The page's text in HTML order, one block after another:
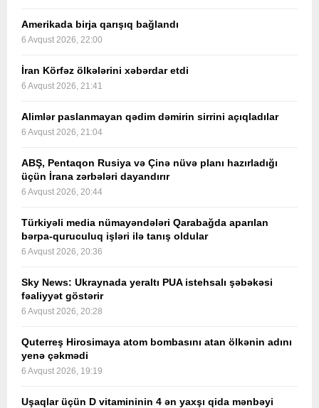
Amerikada birja qarışıq bağlandı
6 Avqust 2026, 22:00
İran Körfəz ölkələrini xəbərdar etdi
6 Avqust 2026, 21:41
Alimlər paslanmayan qədim dəmirin sirrini açıqladılar
6 Avqust 2026, 21:04
ABŞ, Pentaqon Rusiya və Çinə nüvə planı hazırladığı
üçün İrana zərbələri dayandırır
6 Avqust 2026, 20:44
Türkiyəli media nümayəndələri Qarabağda aparılan
bərpa-quruculuq işləri ilə tanış oldular
6 Avqust 2026, 20:36
Sky News: Ukraynada yeraltı PUA istehsalı şəbəkəsi
fəaliyyət göstərir
6 Avqust 2026, 20:28
Quterreş Hirosimaya atom bombasını atan ölkənin adını
yenə çəkmədi
6 Avqust 2026, 19:19
Uşaqlar üçün D vitamininin 4 ən yaxşı qida mənbəyi